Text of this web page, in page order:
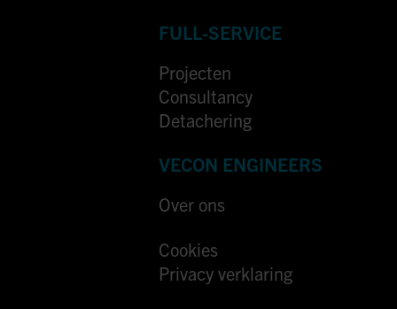
FULL-SERVICE
Projecten
Consultancy
Detachering
VECON ENGINEERS
Over ons
Cookies
Privacy verklaring